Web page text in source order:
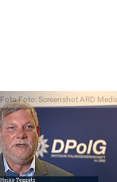
Foto:Foto: Screenshot ARD